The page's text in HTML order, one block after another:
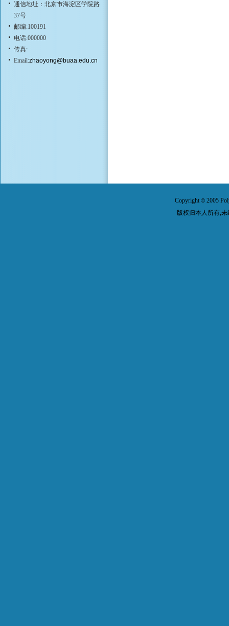
通信地址：北京市海淀区学院路
37号
邮编:100191
电话:000000
传真:
Email:zhaoyong@buaa.edu.cn
Copyright© 2005
版权归本人所有,